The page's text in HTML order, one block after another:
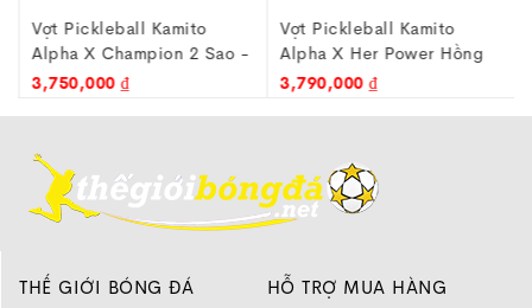
hai tay.
Viền Chrome tăng độ bền và bảo vệ cạnh vợt.
Thực tế khi tư vấn tại cửa hàng, nhiều người chơi
thường tìm kiếm một cây vợt vừa đủ trợ lực nhưng vẫn
giữ được cảm giác bóng rõ để xử lý các tình huống
dink, volley hoặc reset. Với định hướng thiên kiểm
soát, Kamito Dominus đáp ứng khá tốt nhu cầu này
nhờ thiết kế cân bằng giữa khả năng điều bóng và sự
Vợt Pickleball Kamito
Alpha X Champion 2 Sao -
Đỏ - 16mm
3,750,000 ₫
Vợt Pickleball Kamito
Alpha X Her Power Hồng
16mm
3,790,000 ₫
THẾ GIỚI BÓNG ĐÁ HỖ TRỢ MUA HÀNG